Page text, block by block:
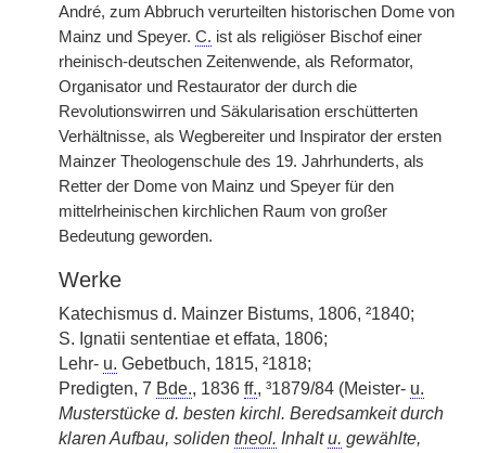
André, zum Abbruch verurteilten historischen Dome von
Mainz und Speyer. C. ist als religiöser Bischof einer
rheinisch-deutschen Zeitenwende, als Reformator,
Organisator und Restaurator der durch die
Revolutionswirren und Säkularisation erschütterten
Verhältnisse, als Wegbereiter und Inspirator der ersten
Mainzer Theologenschule des 19. Jahrhunderts, als
Retter der Dome von Mainz und Speyer für den
mittelrheinischen kirchlichen Raum von großer
Bedeutung geworden.
Werke
Katechismus d. Mainzer Bistums, 1806, ²1840;
S. Ignatii sententiae et effata, 1806;
Lehr- u. Gebetbuch, 1815, ²1818;
Predigten, 7 Bde., 1836 ff., ³1879/84 (Meister- u.
Musterstücke d. besten kirchl. Beredsamkeit durch
klaren Aufbau, soliden theol. Inhaltu. gewählte,